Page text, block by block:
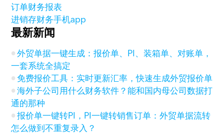
订单财务报表
进销存财务手机app
最新新闻
外贸单据一键生成：报价单、PI、装箱单、对账单，
一套系统全搞定
免费报价工具：实时更新汇率，快速生成外贸报价单
海外子公司用什么财务软件？能和国内母公司数据打
通的那种
报价单一键转PI，PI一键转销售订单：外贸单据流转
怎么做到不重复录入？